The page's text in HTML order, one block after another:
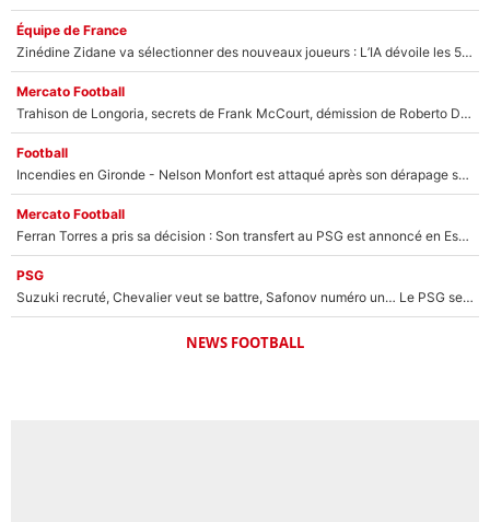
Équipe de France
Zinédine Zidane va sélectionner des nouveaux joueurs : L’IA dévoile les 5 cracks qui pourraient rapidement le rejoindre en équipe de France !
Mercato Football
Trahison de Longoria, secrets de Frank McCourt, démission de Roberto De Zerbi : Medhi Benatia se lâche sur son départ de l'OM et fait d'importantes révélations
Football
Incendies en Gironde - Nelson Monfort est attaqué après son dérapage sur CNews : «Et lui, il prend combien pour parler dans un studio climatisé?»
Mercato Football
Ferran Torres a pris sa décision : Son transfert au PSG est annoncé en Espagne !
PSG
Suzuki recruté, Chevalier veut se battre, Safonov numéro un… Le PSG se lance encore dans un gros chantier pour le poste de gardien de but
NEWS FOOTBALL